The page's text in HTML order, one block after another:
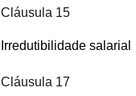
Cláusula 15
Irredutibilidade salarial
Cláusula 17